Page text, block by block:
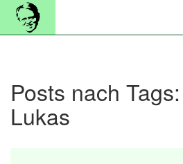
Posts nach Tags:
Lukas